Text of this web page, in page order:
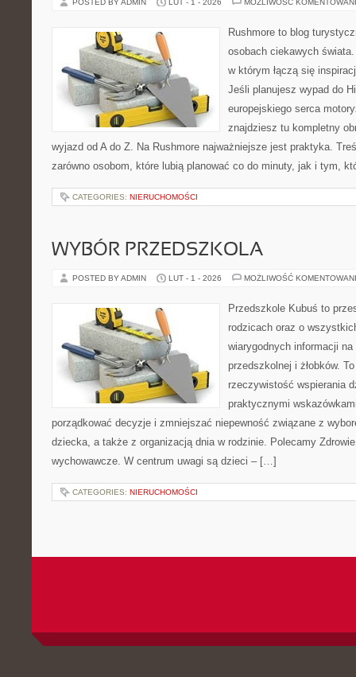
POSTED BY ADMIN LUT - 1 - 2026 MOŻLIWOŚĆ
Rushmore to blog
osobach ciekawych
w którym łączą się
Jeśli planujesz wypad do
europejskiego serca
znajdziesz tu kompletny
wyjazd od A do Z. Na Rushmore najważniejsze jest praktyka.
zarówno osobom, które lubią planować co do minuty, jak i tym,
CATEGORIES: NIERUCHOMOŚCI
WYBÓR PRZEDSZKOLA
POSTED BY ADMIN LUT - 1 - 2026 MOŻLIWOŚĆ
Przedszkole Kubuś to
rodzicach oraz o
wiarygodnych informacji
przedszkolnej i żłobków.
rzeczywistość wspierania
praktycznymi
porządkować decyzje i zmniejszać niepewność związane z
dziecka, a także z organizacją dnia w rodzinie. Polecamy
wychowawcze. W centrum uwagi są dzieci – […]
CATEGORIES: NIERUCHOMOŚCI